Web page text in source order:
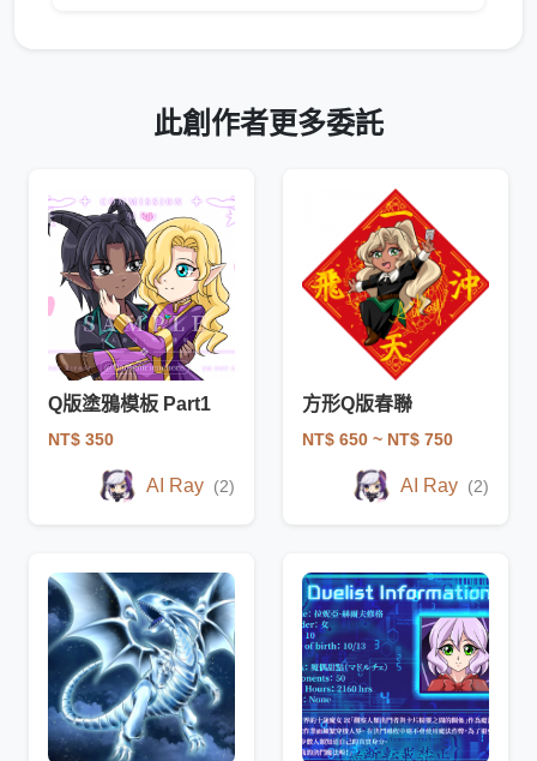
此創作者更多委託
Q版塗鴉模板 Part1
NT$ 350
AI Ray (2)
方形Q版春聯
NT$ 650 ~ NT$ 750
AI Ray (2)